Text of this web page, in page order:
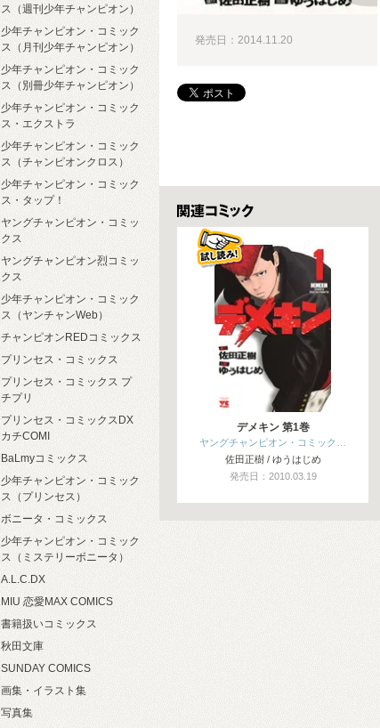
発売日：2014.11.20
関連コミックス
デメキン 第1巻
ヤングチャンピオン・コミック…
佐田正樹 / ゆうはじめ
発売日：2010.03.19
ス（週刊少年チャンピオン）
少年チャンピオン・コミック
ス（月刊少年チャンピオン）
少年チャンピオン・コミック
ス（別冊少年チャンピオン）
少年チャンピオン・コミック
ス・エクストラ
少年チャンピオン・コミック
ス（チャンピオンクロス）
少年チャンピオン・コミック
ス・タップ！
ヤングチャンピオン・コミッ
クス
ヤングチャンピオン烈コミッ
クス
少年チャンピオン・コミック
ス（ヤンチャンWeb）
チャンピオンREDコミックス
プリンセス・コミックス
プリンセス・コミックス プ
チプリ
プリンセス・コミックスDX
カチCOMI
BaLmyコミックス
少年チャンピオン・コミック
ス（プリンセス）
ボニータ・コミックス
少年チャンピオン・コミック
ス（ミステリーボニータ）
A.L.C.DX
MIU 恋愛MAX COMICS
書籍扱いコミックス
秋田文庫
SUNDAY COMICS
画集・イラスト集
写真集